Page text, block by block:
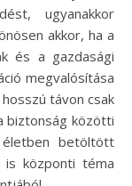
ugyanakkor
akkor, ha a
és a gazdasági
megvalósítása
távon csak
biztonság közötti
betöltött
központi téma